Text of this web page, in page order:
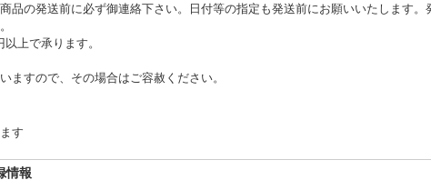
品の発送前に必ず御連絡下さい。日付等の指定も発送前にお願いいたします
上で承ります。
ますので、その場合はご容赦ください。
す
情報